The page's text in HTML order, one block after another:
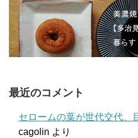
最近のコメント
セロームの葉が世代交代、
cagolin より